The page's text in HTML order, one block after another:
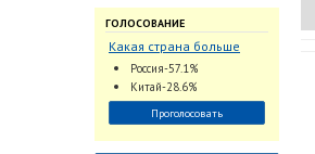
ГОЛОСОВАНИЕ
Какая страна больше
всего поставляет
трубопроводную
арматуру в химическую
отрасль?
Россия-57.1%
Китай-28.6%
Проголосовать